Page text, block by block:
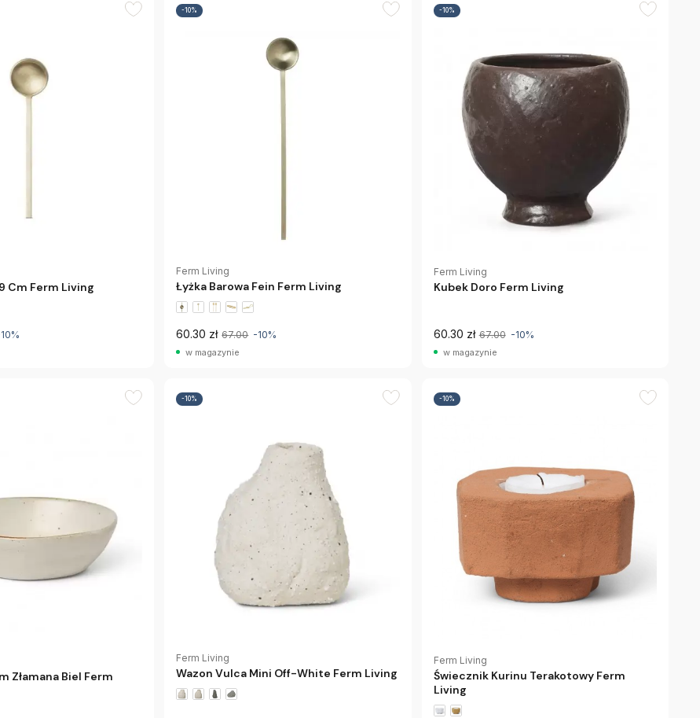
Cm Ferm Living
-10%
Ferm Living
Łyżka Barowa Fein Ferm Living
60.30 zł 67.00 -10%
w magazynie
-10%
Ferm Living
Kubek Doro Ferm Living
60.30 zł 67.00 -10%
w magazynie
Złamana Biel Ferm
-10%
Ferm Living
Wazon Vulca Mini Off-White Ferm Living
-10%
Ferm Living
Świecznik Kurinu Terakotowy Ferm
Living